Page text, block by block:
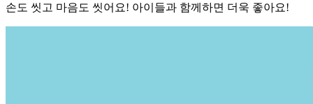
손도 씻고 마음도 씻어요! 아이들과 함께하면 더욱 좋아요!